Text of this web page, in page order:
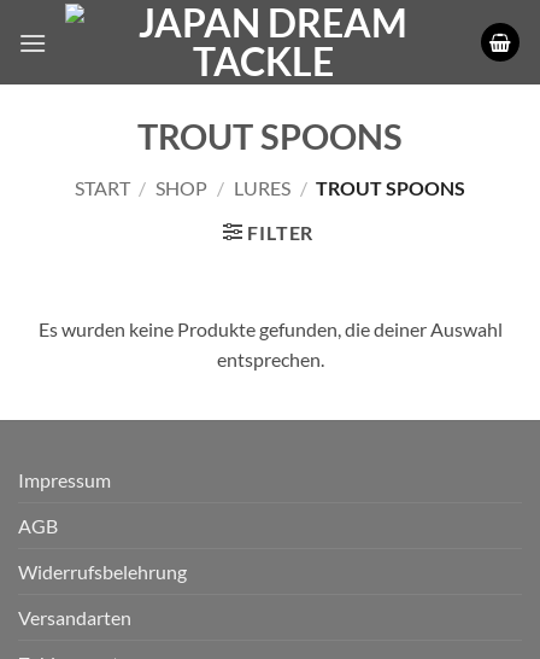
Inhalt
TROUT SPOONS
START / SHOP / LURES / TROUT SPOONS
FILTER
Es wurden keine Produkte gefunden, die deiner Auswahl
entsprechen.
Impressum
AGB
Widerrufsbelehrung
Versandarten